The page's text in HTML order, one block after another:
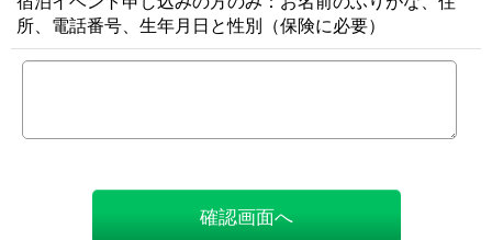
所、電話番号、生年月日と性別（保険に必要）
確認画面へ